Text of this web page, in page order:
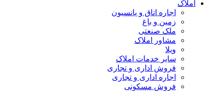
املاک
اجاره اتاق و پانسیون
زمین و باغ
ملک صنعتی
مشاور املاک
ویلا
سایر خدمات املاک
فروش اداری و تجاری
اجاره اداری و تجاری
فروش مسکونی